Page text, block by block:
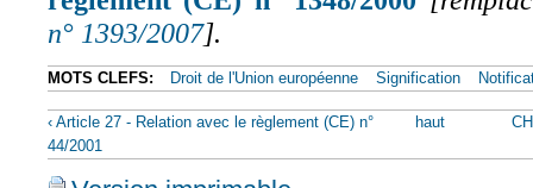
n° 1393/2007].
MOTS CLEFS: Droit de l'Union européenne Signification
‹ Article 27 - Relation avec le règlement (CE) n°
44/2001
haut